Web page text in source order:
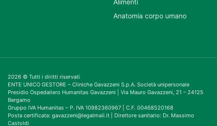
Anatomia corpo umano
2026 © Tutti i diritti riservati
ENTE UNICO GESTORE – Cliniche Gavazzeni S.p.A. Società unipersonale
Presidio Ospedaliero Humanitas Gavazzeni | Via Mauro Gavazzeni, 21 – 24125
Bergamo
Gruppo IVA Humanitas – P. IVA 10982360967 | C.F. 00468520168
Posta certificata: gavazzeni@legalmail.it | Direttore sanitario: Dr. Massimo
Castoldi